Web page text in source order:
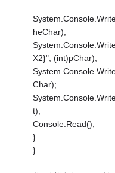
heChar);
X2}", (int)pChar);
Char);
t);
Console.Read();
}
}